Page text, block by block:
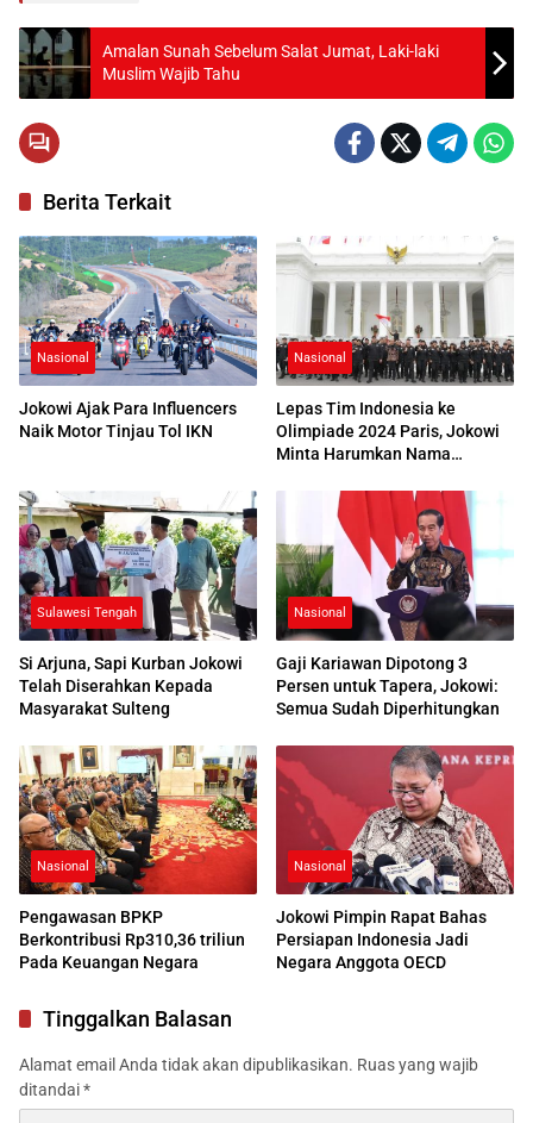
Amalan Sunah Sebelum Salat Jumat, Laki-laki
Muslim Wajib Tahu
Berita Terkait
Nasional
Jokowi Ajak Para Influencers
Naik Motor Tinjau Tol IKN
Nasional
Lepas Tim Indonesia ke
Olimpiade 2024 Paris, Jokowi
Minta Harumkan Nama
Sulawesi Tengah
Si Arjuna, Sapi Kurban Jokowi
Telah Diserahkan Kepada
Masyarakat Sulteng
Nasional
Gaji Kariawan Dipotong 3
Persen untuk Tapera, Jokowi:
Semua Sudah Diperhitungkan
Nasional
Pengawasan BPKP
Berkontribusi Rp310,36 triliun
Pada Keuangan Negara
Nasional
Jokowi Pimpin Rapat Bahas
Persiapan Indonesia Jadi
Negara Anggota OECD
Tinggalkan Balasan
Alamat email Anda tidak akan dipublikasikan. Ruas yang wajib
ditandai*